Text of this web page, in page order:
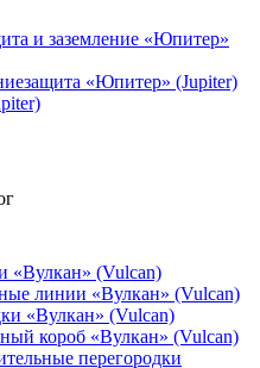
и заземление «Юпитер»
«Юпитер» (Jupiter)
«Вулкан» (Vulcan)
линии «Вулкан» (Vulcan)
«Вулкан» (Vulcan)
короб «Вулкан» (Vulcan)
перегородки